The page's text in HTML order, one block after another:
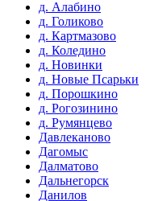
д. Алабино
д. Голиково
д. Картмазово
д. Коледино
д. Новинки
д. Новые Псарьки
д. Порошкино
д. Рогозинино
д. Румянцево
Давлеканово
Дагомыс
Далматово
Дальнегорск
Данилов